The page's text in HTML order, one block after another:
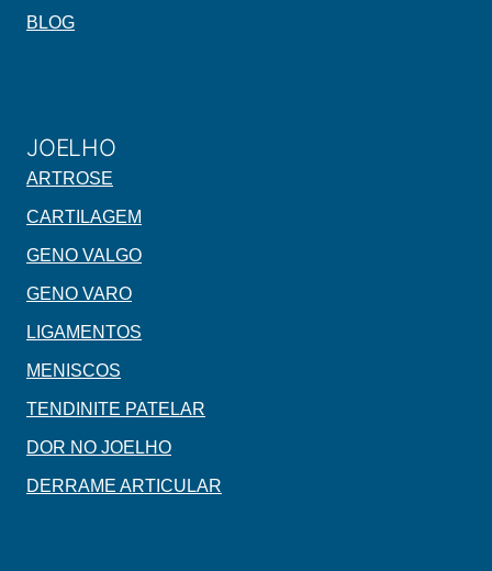
BLOG
JOELHO
ARTROSE
CARTILAGEM
GENO VALGO
GENO VARO
LIGAMENTOS
MENISCOS
TENDINITE PATELAR
DOR NO JOELHO
DERRAME ARTICULAR